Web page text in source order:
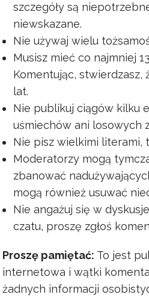
szczegóły są
niewskazane.
Nie używaj wielu
Musisz mieć co najmniej
Komentując, stwierdzasz,
lat.
Nie publikuj ciągów kilku
uśmiechów ani losowych
Nie pisz wielkimi literami,
Moderatorzy mogą
zbanować
mogą również usuwać
Nie angażuj się w
czatu, proszę zgłoś
Proszę pamiętać: To jest
internetowa i wątki
żadnych informacji